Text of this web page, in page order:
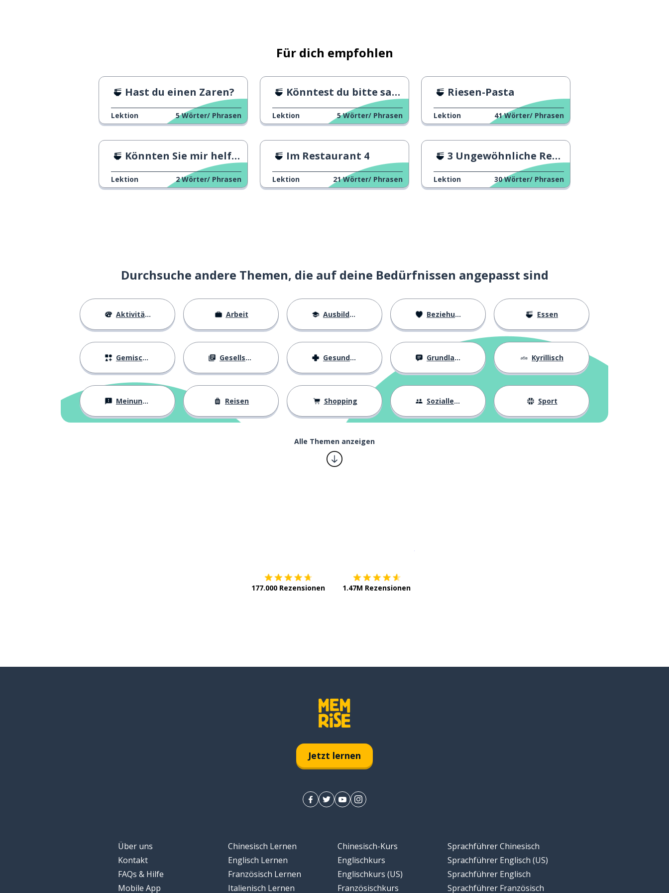
Für dich empfohlen
Hast du einen Zaren?
Lektion 5 Wörter/ Phrasen
Könntest du bitte sagen
Lektion 5 Wörter/ Phrasen
Riesen-Pasta
Lektion 41 Wörter/ Phrasen
Könnten Sie mir helfen?
Lektion 2 Wörter/ Phrasen
Im Restaurant 4
Lektion 21 Wörter/ Phrasen
3 Ungewöhnliche Rezepte
Lektion 30 Wörter/ Phrasen
Durchsuche andere Themen, die auf deine Bedürfnissen angepasst sind
Aktivitäten Arbeit Ausbildung Beziehungen Essen
Gemischtes Gesellschaft Gesundheit Grundlagen Kyrillisch
Meinungen Reisen Shopping Sozialleben Sport
Alle Themen anzeigen
177.000 Rezensionen 1.47M Rezensionen
Jetzt lernen
Über uns
Kontakt
FAQs & Hilfe
Mobile App
Chinesisch Lernen
Englisch Lernen
Französisch Lernen
Italienisch Lernen
Chinesisch-Kurs
Englischkurs
Englischkurs (US)
Französischkurs
Sprachführer Chinesisch
Sprachführer Englisch (US)
Sprachführer Englisch
Sprachführer Französisch